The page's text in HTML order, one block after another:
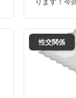
ます！
性交関係